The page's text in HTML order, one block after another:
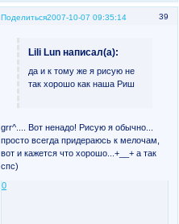
Поделиться 39
2007-10-07 09:35:14
Lili Lun написал(а):
да и к тому же я рисую не
так хорошо как наша Риш
grr^.... Вот ненадо! Рисую я обычно...
просто всегда придераюсь к мелочам,
вот и кажется что хорошо...+__+ а так
спс)
0